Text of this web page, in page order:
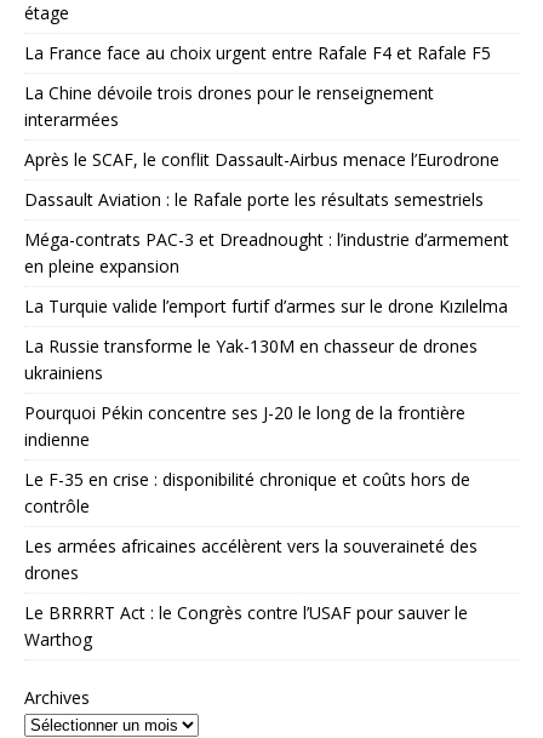
étage
La France face au choix urgent entre Rafale F4 et Rafale F5
La Chine dévoile trois drones pour le renseignement
interarmées
Après le SCAF, le conflit Dassault-Airbus menace l’Eurodrone
Dassault Aviation : le Rafale porte les résultats semestriels
Méga-contrats PAC-3 et Dreadnought : l’industrie d’armement
en pleine expansion
La Turquie valide l’emport furtif d’armes sur le drone Kızılelma
La Russie transforme le Yak-130M en chasseur de drones
ukrainiens
Pourquoi Pékin concentre ses J-20 le long de la frontière
indienne
Le F-35 en crise : disponibilité chronique et coûts hors de
contrôle
Les armées africaines accélèrent vers la souveraineté des
drones
Le BRRRRT Act : le Congrès contre l’USAF pour sauver le
Warthog
Archives